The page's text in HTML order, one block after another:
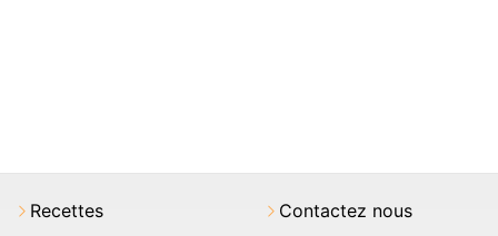
Recettes
Contactez nous